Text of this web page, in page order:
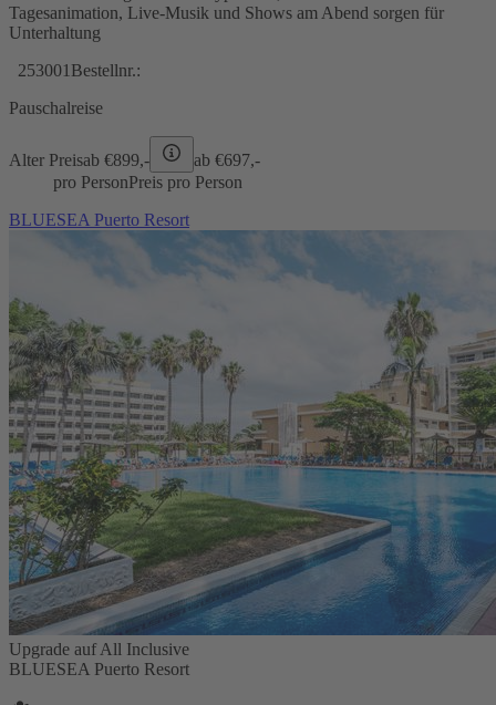
Tagesanimation, Live-Musik und Shows am Abend sorgen für
Unterhaltung
253001 Bestellnr.:
Pauschalreise
Alter Preisab €899,- ab €697,-
pro PersonPreis pro Person
BLUESEA Puerto Resort
Upgrade auf All Inclusive
BLUESEA Puerto Resort